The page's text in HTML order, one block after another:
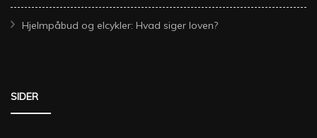
Hjelmpåbud og elcykler: Hvad siger loven?
SIDER